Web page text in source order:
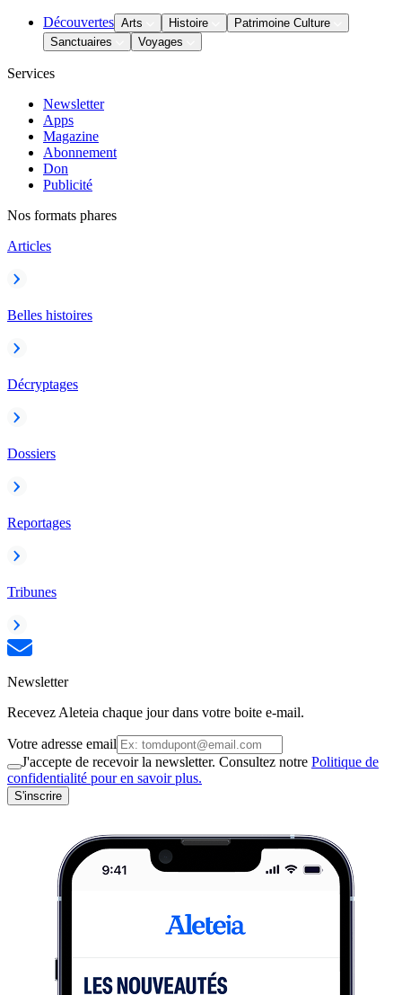
Découvertes Arts Histoire
Patrimoine Culture
Sanctuaires
Voyages
Services
Newsletter
Apps
Magazine
Abonnement
Don
Publicité
Nos formats phares
Articles
Belles histoires
Décryptages
Dossiers
Reportages
Tribunes
Newsletter
Recevez Aleteia chaque jour dans votre boite e-mail.
Votre adresse email
J'accepte de recevoir la newsletter. Consultez notre Politique de
confidentialité pour en savoir plus.
S'inscrire